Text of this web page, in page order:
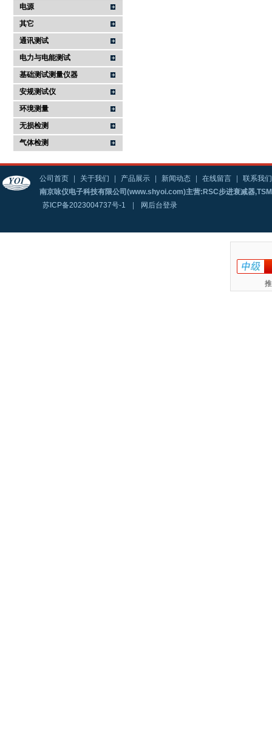
电源
其它
通讯测试
电力与电能测试
基础测试测量仪器
安规测试仪
环境测量
无损检测
气体检测
公司首页 关于我们 产品展示 新闻动态 在线留言
联系我们
南京咏仪电子科技有限公司(www.shyoi.com)主营:RSC步进衰减器
苏ICP备2023004737号-1
网后台登录